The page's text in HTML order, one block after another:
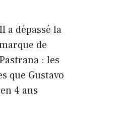
Il a dépassé la
de
Pastrana : les
que Gustavo
4 ans